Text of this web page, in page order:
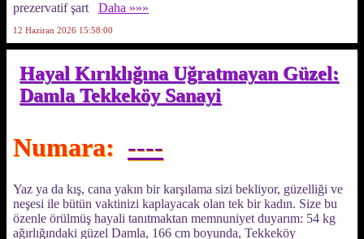
prezervatif şart
Daha »»»
12 Haziran 2026 15:58:00
Hayal Kırıklığına Uğratmayan Güzel:
Damla Tekkeköy Sanayi
Numara: ----
Yaz ya da kış, cana yakın bir karşılama sizi bekliyor, güzelliği ve
neşesi ile bütün vaktinizi kaplayacak olan tek bir kadın. Size bu
özenle örülmüş hayali tanıtmaktan memnuniyet duyarım: 54 kg
ağırlığındaki güzel Damla, 166 cm boyunda, Tekkeköy